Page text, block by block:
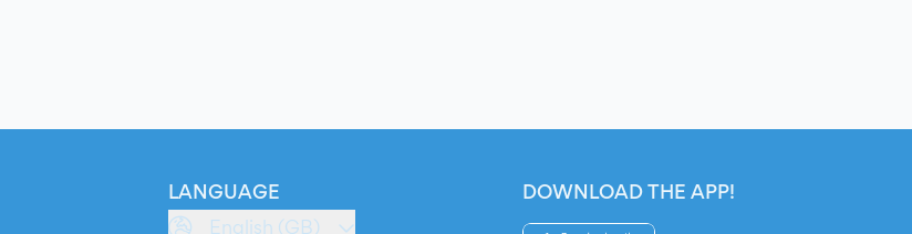
LANGUAGE
English (GB)
DOWNLOAD THE APP!